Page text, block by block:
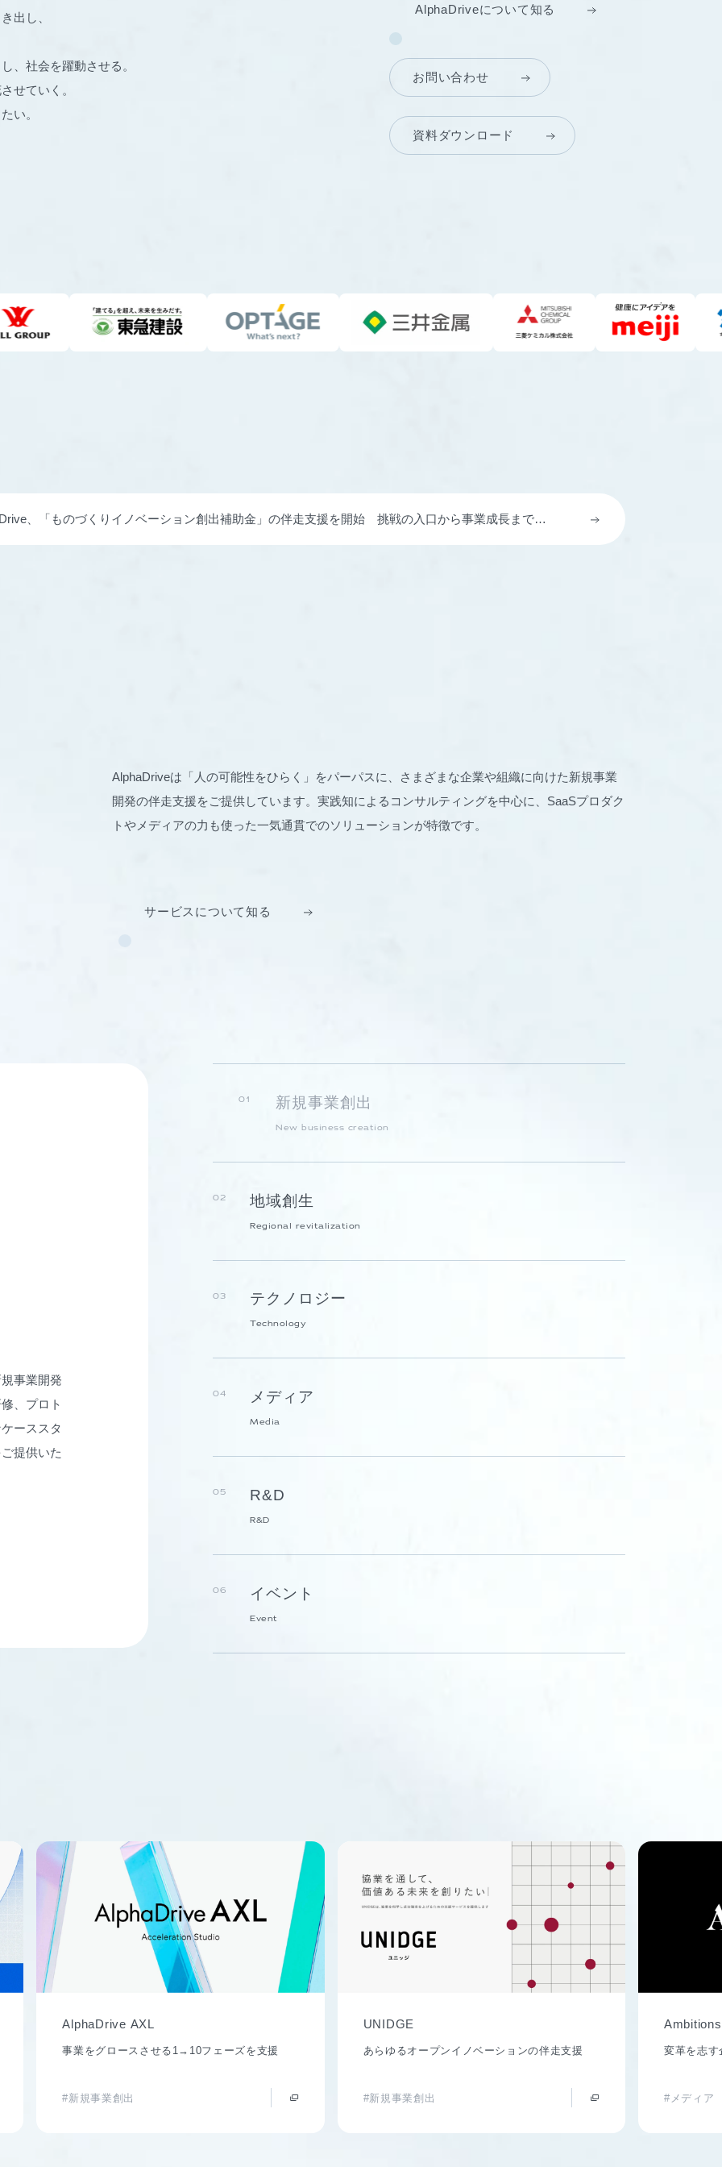
出し、
、社会を躍動させる。
せていく。
い。
AlphaDriveについて知る
お問い合わせ
資料ダウンロード
、「ものづくりイノベーション創出補助金」の伴走支援を開始 挑戦の入口から事業成長までつ
くりへ
AlphaDriveは「人の可能性をひらく」をパーパスに、さまざまな企業や組織に向けた新規事業
開発の伴走支援をご提供しています。実践知によるコンサルティングを中心に、SaaSプロダク
トやメディアの力も使った一気通貫でのソリューションが特徴です。
サービスについて知る
事業開発
、プロト
ーススタ
提供いた
01 新規事業創出
New business creation
02 地域創生
Regional revitalization
03 テクノロジー
Technology
04 メディア
Media
05 R&D
R&D
06 イベント
Event
AlphaDrive AXL
事業をグロースさせる1→10フェーズを支援
#新規事業創出
UNIDGE
あらゆるオープンイノベーションの伴走支援
#新規事業創出
Ambitions
変革を志す
#メディア